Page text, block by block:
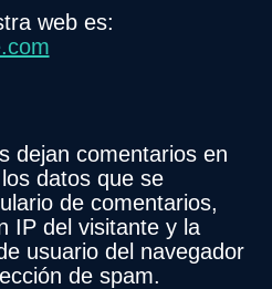
web es:
dejan comentarios en
datos que se
de comentarios,
IP del visitante y la
usuario del navegador
de spam.